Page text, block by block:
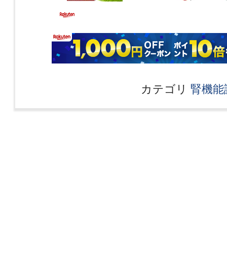
カテゴリ 腎機